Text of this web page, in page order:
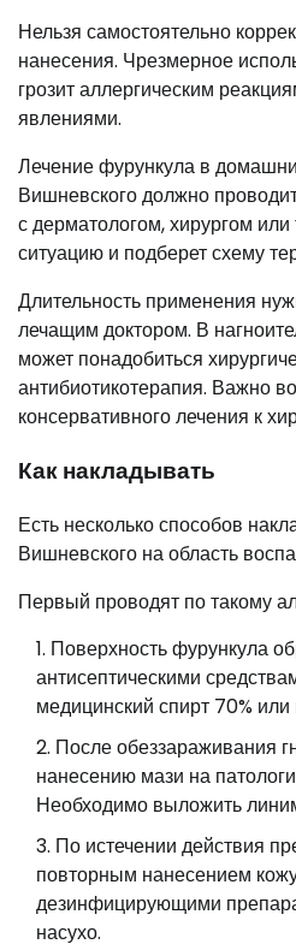
Нельзя самостоятельно
нанесения. Чрезмерное
грозит аллергическим
явлениями.
Лечение фурункула в
Вишневского должно
с дерматологом, хирургом
ситуацию и подберет схему
Длительность применения
лечащим доктором. В
может понадобиться
антибиотикотерапия. Важно
консервативного лечения к
Как накладывать
Есть несколько способов
Вишневского на область
Первый проводят по такому
Поверхность фурункула
антисептическими
медицинский спирт 70%
После обеззараживания
нанесению мази на
Необходимо выложить
По истечении действия
повторным нанесением
дезинфицирующими
насухо.